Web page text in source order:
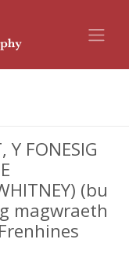
Y FONESIG
(bu
magwraeth